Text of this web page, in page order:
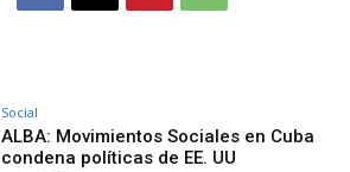
Social
ALBA: Movimientos Sociales en Cuba
condena políticas de EE. UU